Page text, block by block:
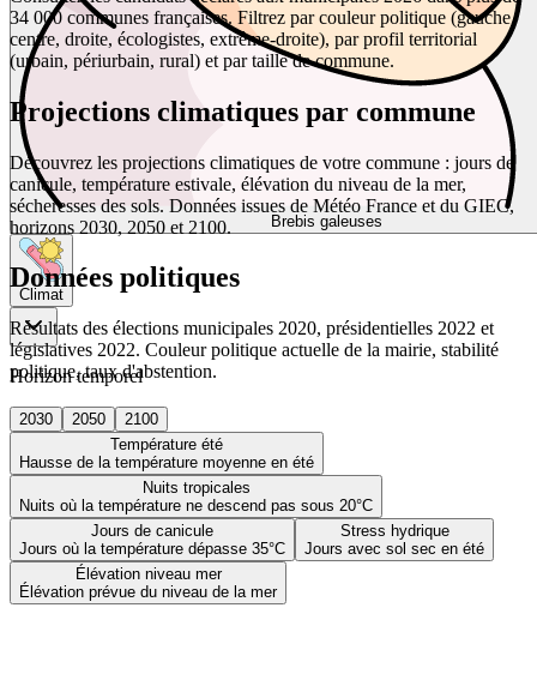
Brebis galeuses
Climat
Horizon temporel
2030 2050
2100
Température été
Hausse de la température moyenne en été
Nuits tropicales
Nuits où la température ne descend pas sous 20°C
Jours de canicule
Jours où la température dépasse 35°C
Stress hydrique
Jours avec sol sec en été
Élévation niveau mer
Élévation prévue du niveau de la mer
34 000 communes françaises. Filtrez par couleur politique (gauche,
centre, droite, écologistes, extrême-droite), par profil territorial
(urbain, périurbain, rural) et par taille de commune.
Projections climatiques par commune
Découvrez les projections climatiques de votre commune : jours de
canicule, température estivale, élévation du niveau de la mer,
sécheresses des sols. Données issues de Météo France et du GIEC,
horizons 2030, 2050 et 2100.
Données politiques
Résultats des élections municipales 2020, présidentielles 2022 et
législatives 2022. Couleur politique actuelle de la mairie, stabilité
politique, taux d'abstention.